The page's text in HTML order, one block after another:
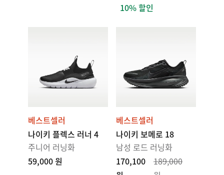
10% 할인
베스트셀러
나이키 플렉스 러너 4
주니어 러닝화
59,000 원
베스트셀러
나이키 보메로 18
남성 로드 러닝화
170,100
189,000